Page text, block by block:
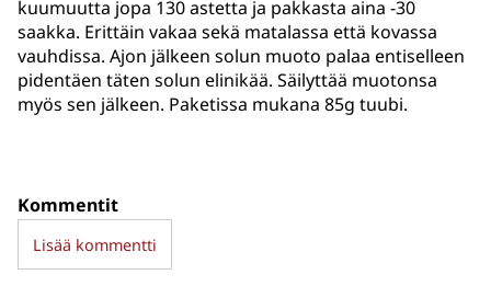
kuumuutta jopa 130 astetta ja pakkasta aina -30
saakka. Erittäin vakaa sekä matalassa että kovassa
vauhdissa. Ajon jälkeen solun muoto palaa entiselleen
pidentäen täten solun elinikää. Säilyttää muotonsa
myös sen jälkeen. Paketissa mukana 85g tuubi.
Kommentit
Lisää kommentti